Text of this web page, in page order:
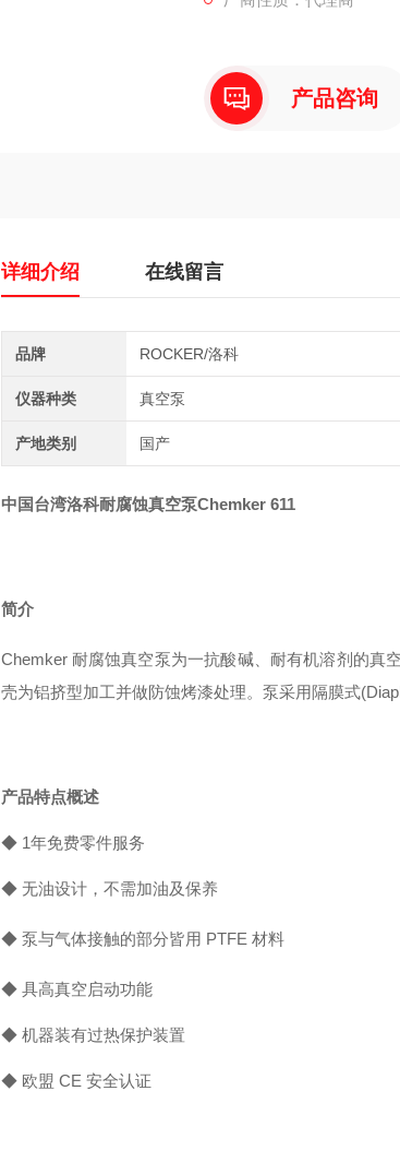
产品咨询
详细介绍 在线留言
品牌 ROCKER/洛科
仪器种类 真空泵
产地类别 国产
中国台湾洛科耐腐蚀真空泵Chemker 611
简介
Chemker 耐腐蚀真空泵为一抗酸碱、耐有机溶剂的真
壳为铝挤型加工并做防蚀烤漆处理。 泵采用隔膜式
产品特点概述
◆ 1年免费零件服务
◆ 无油设计，不需加油及保养
◆ 泵与气体接触的部分皆用 PTFE 材料
◆ 具高真空启动功能
◆ 机器装有过热保护装置
◆ 欧盟 CE 安全认证